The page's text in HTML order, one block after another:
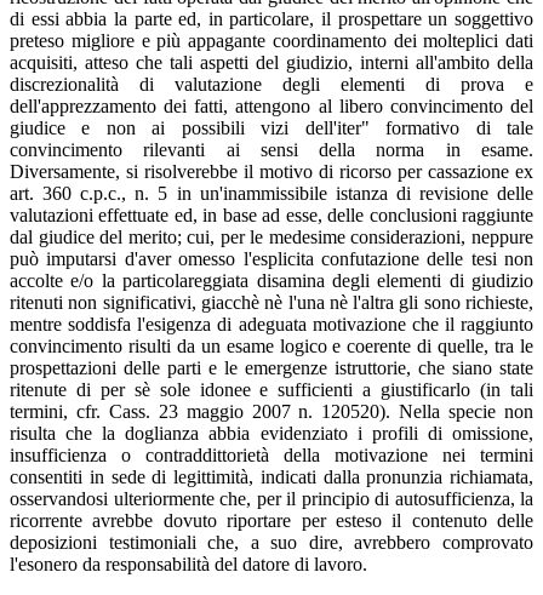
di essi abbia la parte ed, in particolare, il prospettare un soggettivo
preteso migliore e più appagante coordinamento dei molteplici dati
acquisiti, atteso che tali aspetti del giudizio, interni all'ambito della
discrezionalità di valutazione degli elementi di prova e
dell'apprezzamento dei fatti, attengono al libero convincimento del
giudice e non ai possibili vizi dell'iter" formativo di tale
convincimento rilevanti ai sensi della norma in esame.
Diversamente, si risolverebbe il motivo di ricorso per cassazione ex
art. 360 c.p.c., n. 5 in un'inammissibile istanza di revisione delle
valutazioni effettuate ed, in base ad esse, delle conclusioni raggiunte
dal giudice del merito; cui, per le medesime considerazioni, neppure
può imputarsi d'aver omesso l'esplicita confutazione delle tesi non
accolte e/o la particolareggiata disamina degli elementi di giudizio
ritenuti non significativi, giacchè nè l'una nè l'altra gli sono richieste,
mentre soddisfa l'esigenza di adeguata motivazione che il raggiunto
convincimento risulti da un esame logico e coerente di quelle, tra le
prospettazioni delle parti e le emergenze istruttorie, che siano state
ritenute di per sè sole idonee e sufficienti a giustificarlo (in tali
termini, cfr. Cass. 23 maggio 2007 n. 120520). Nella specie non
risulta che la doglianza abbia evidenziato i profili di omissione,
insufficienza o contraddittorietà della motivazione nei termini
consentiti in sede di legittimità, indicati dalla pronunzia richiamata,
osservandosi ulteriormente che, per il principio di autosufficienza, la
ricorrente avrebbe dovuto riportare per esteso il contenuto delle
deposizioni testimoniali che, a suo dire, avrebbero comprovato
l'esonero da responsabilità del datore di lavoro.